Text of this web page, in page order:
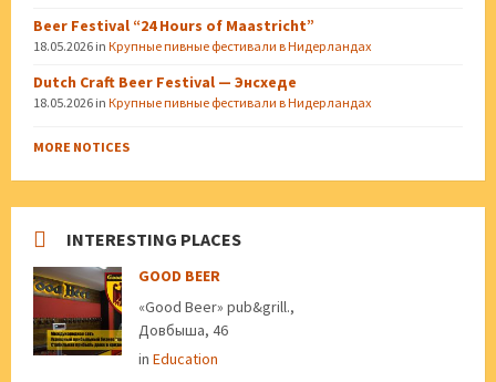
Beer Festival “24 Hours of Maastricht”
18.05.2026 in Крупные пивные фестивали в Нидерландах
Dutch Craft Beer Festival — Энсхеде
18.05.2026 in Крупные пивные фестивали в Нидерландах
MORE NOTICES
INTERESTING PLACES
GOOD BEER
«Good Beer» pub&grill.,
Довбыша, 46
in Education